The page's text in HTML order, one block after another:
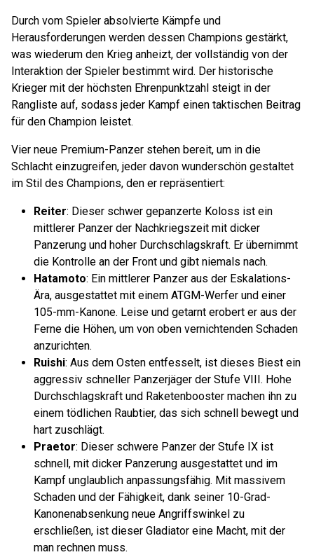
Durch vom Spieler absolvierte Kämpfe und
Herausforderungen werden dessen Champions gestärkt,
was wiederum den Krieg anheizt, der vollständig von der
Interaktion der Spieler bestimmt wird. Der historische
Krieger mit der höchsten Ehrenpunktzahl steigt in der
Rangliste auf, sodass jeder Kampf einen taktischen Beitrag
für den Champion leistet.
Vier neue Premium-Panzer stehen bereit, um in die
Schlacht einzugreifen, jeder davon wunderschön gestaltet
im Stil des Champions, den er repräsentiert:
Reiter: Dieser schwer gepanzerte Koloss ist ein
mittlerer Panzer der Nachkriegszeit mit dicker
Panzerung und hoher Durchschlagskraft. Er übernimmt
die Kontrolle an der Front und gibt niemals nach.
Hatamoto: Ein mittlerer Panzer aus der Eskalations-
Ära, ausgestattet mit einem ATGM-Werfer und einer
105-mm-Kanone. Leise und getarnt erobert er aus der
Ferne die Höhen, um von oben vernichtenden Schaden
anzurichten.
Ruishi: Aus dem Osten entfesselt, ist dieses Biest ein
aggressiv schneller Panzerjäger der Stufe VIII. Hohe
Durchschlagskraft und Raketenbooster machen ihn zu
einem tödlichen Raubtier, das sich schnell bewegt und
hart zuschlägt.
Praetor: Dieser schwere Panzer der Stufe IX ist
schnell, mit dicker Panzerung ausgestattet und im
Kampf unglaublich anpassungsfähig. Mit massivem
Schaden und der Fähigkeit, dank seiner 10-Grad-
Kanonenabsenkung neue Angriffswinkel zu
erschließen, ist dieser Gladiator eine Macht, mit der
man rechnen muss.